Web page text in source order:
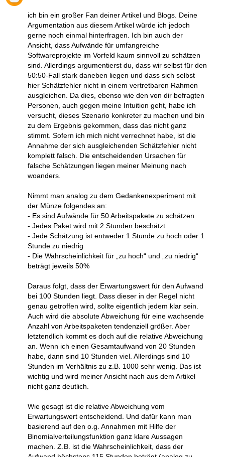
ich bin ein großer Fan deiner Artikel und Blogs. Deine
Argumentation aus diesem Artikel würde ich jedoch
gerne noch einmal hinterfragen. Ich bin auch der
Ansicht, dass Aufwände für umfangreiche
Softwareprojekte im Vorfeld kaum sinnvoll zu schätzen
sind. Allerdings argumentierst du, dass wir selbst für den
50:50-Fall stark daneben liegen und dass sich selbst
hier Schätzfehler nicht in einem vertretbaren Rahmen
ausgleichen. Da dies, ebenso wie den von dir befragten
Personen, auch gegen meine Intuition geht, habe ich
versucht, dieses Szenario konkreter zu machen und bin
zu dem Ergebnis gekommen, dass das nicht ganz
stimmt. Sofern ich mich nicht verrechnet habe, ist die
Annahme der sich ausgleichenden Schätzfehler nicht
komplett falsch. Die entscheidenden Ursachen für
falsche Schätzungen liegen meiner Meinung nach
woanders.
Nimmt man analog zu dem Gedankenexperiment mit
der Münze folgendes an:
- Es sind Aufwände für 50 Arbeitspakete zu schätzen
- Jedes Paket wird mit 2 Stunden beschätzt
- Jede Schätzung ist entweder 1 Stunde zu hoch oder 1
Stunde zu niedrig
- Die Wahrscheinlichkeit für „zu hoch“ und „zu niedrig“
beträgt jeweils 50%
Daraus folgt, dass der Erwartungswert für den Aufwand
bei 100 Stunden liegt. Dass dieser in der Regel nicht
genau getroffen wird, sollte eigentlich jedem klar sein.
Auch wird die absolute Abweichung für eine wachsende
Anzahl von Arbeitspaketen tendenziell größer. Aber
letztendlich kommt es doch auf die relative Abweichung
an. Wenn ich einen Gesamtaufwand von 20 Stunden
habe, dann sind 10 Stunden viel. Allerdings sind 10
Stunden im Verhältnis zu z.B. 1000 sehr wenig. Das ist
wichtig und wird meiner Ansicht nach aus dem Artikel
nicht ganz deutlich.
Wie gesagt ist die relative Abweichung vom
Erwartungswert entscheidend. Und dafür kann man
basierend auf den o.g. Annahmen mit Hilfe der
Binomialverteilungsfunktion ganz klare Aussagen
machen. Z.B. ist die Wahrscheinlichkeit, dass der